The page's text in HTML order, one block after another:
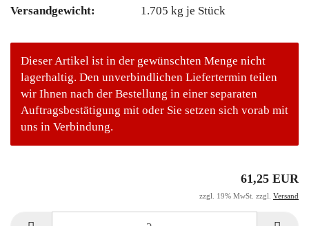
Versandgewicht:
1.705 kg je Stück
Dieser Artikel ist in der gewünschten Menge nicht
lagerhaltig. Den unverbindlichen Liefertermin teilen
wir Ihnen nach der Bestellung in einer separaten
Auftragsbestätigung mit oder Sie setzen sich vorab mit
uns in Verbindung.
61,25 EUR
zzgl. 19% MwSt. zzgl. Versand